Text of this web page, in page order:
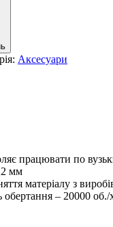
Аксесуари
працювати по
мм
матеріалу з
– 20000 об./